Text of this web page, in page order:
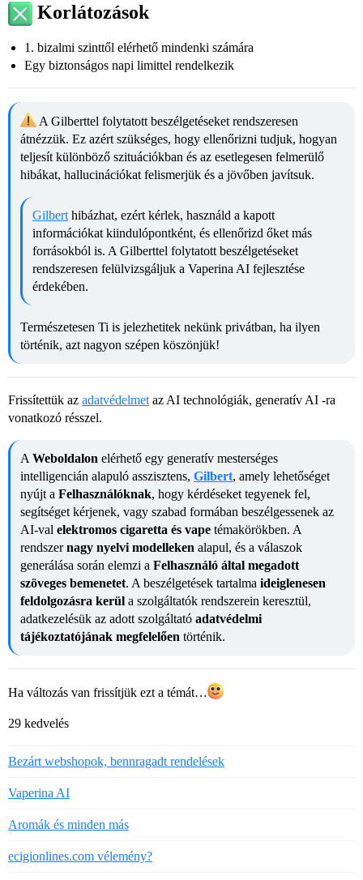
Korlátozások
1. bizalmi szinttől elérhető mindenki számára
Egy biztonságos napi limittel rendelkezik
A Gilberttel folytatott beszélgetéseket rendszeresen
átnézzük. Ez azért szükséges, hogy ellenőrizni tudjuk, hogyan
teljesít különböző szituációkban és az esetlegesen felmerülő
hibákat, hallucinációkat felismerjük és a jövőben javítsuk.
Gilbert hibázhat, ezért kérlek, használd a kapott
információkat kiindulópontként, és ellenőrizd őket más
forrásokból is. A Gilberttel folytatott beszélgetéseket
rendszeresen felülvizsgáljuk a Vaperina AI fejlesztése
érdekében.
Természetesen Ti is jelezhetitek nekünk privátban, ha ilyen
történik, azt nagyon szépen köszönjük!
Frissítettük az adatvédelmet az AI technológiák, generatív AI -ra
vonatkozó résszel.
A Weboldalon elérhető egy generatív mesterséges
intelligencián alapuló asszisztens, Gilbert, amely lehetőséget
nyújt a Felhasználóknak, hogy kérdéseket tegyenek fel,
segítséget kérjenek, vagy szabad formában beszélgessenek az
AI-val elektromos cigaretta és vape témakörökben. A
rendszernagy nyelvi modelleken alapul, és a válaszok
generálása során elemzi a Felhasználó által megadott
szöveges bemenetet. A beszélgetések tartalma ideiglenesen
feldolgozásra kerül a szolgáltatók rendszerein keresztül,
adatkezelésük az adott szolgáltató adatvédelmi
tájékoztatójának megfelelően történik.
Ha változás van frissítjük ezt a témát…
29 kedvelés
Bezárt webshopok, bennragadt rendelések
Vaperina AI
Aromák és minden más
ecigionlines.com vélemény?